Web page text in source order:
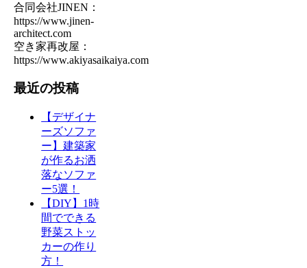
合同会社JINEN：
https://www.jinen-
architect.com
空き家再改屋：
https://www.akiyasaikaiya.com
最近の投稿
【デザイナ
ーズソファ
ー】建築家
が作るお洒
落なソファ
ー5選！
【DIY】1時
間でできる
野菜ストッ
カーの作り
方！